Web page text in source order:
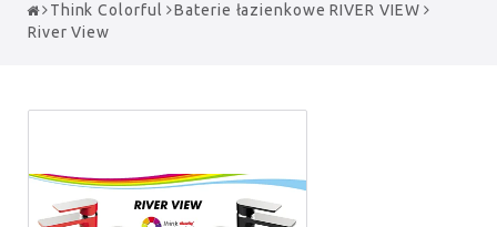
Think Colorful
Baterie łazienkowe RIVER VIEW
River View